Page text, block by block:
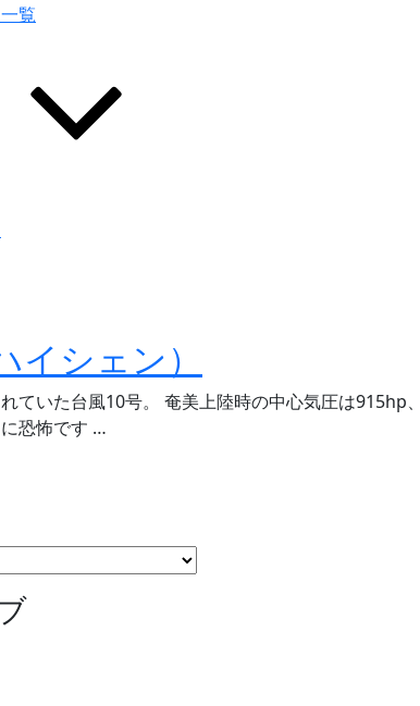
覧
イシェン）
ていた台風10号。 奄美上陸時の中心気圧は
恐怖です …